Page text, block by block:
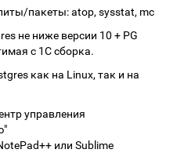
пакеты: atop, sysstat, mc
не ниже версии 10 + PG
с 1С сборка.
как на Linux, так и на
управления
или Sublime